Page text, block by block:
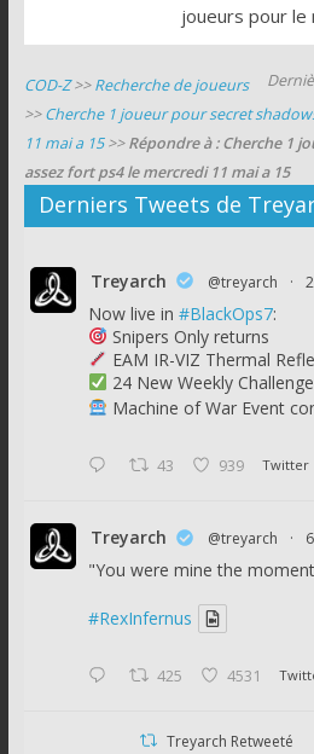
joueurs pour le
COD-Z>>Recherche de joueurs
>>Cherche 1 joueur pour secret
11 mai a 15>>Répondre à : Cherche 1
assez fort ps4 le mercredi 11 mai a 15
Derniers Tweets de
Treyarch @treyarch ·
Now live in #BlackOps7:
Snipers Only returns
EAM IR-VIZ Thermal
24 New Weekly
Machine of War Event
43 939 Twitter
Treyarch @treyarch ·
"You were mine the
#RexInfernus
425 4531
Treyarch Retweeté